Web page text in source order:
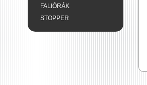
FALIÓRÁK
STOPPER